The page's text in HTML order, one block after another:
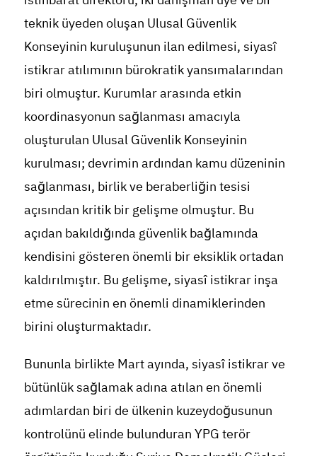
teknik üyeden oluşan Ulusal Güvenlik
Konseyinin kuruluşunun ilan edilmesi, siyasî
istikrar atılımının bürokratik yansımalarından
biri olmuştur. Kurumlar arasında etkin
koordinasyonun sağlanması amacıyla
oluşturulan Ulusal Güvenlik Konseyinin
kurulması; devrimin ardından kamu düzeninin
sağlanması, birlik ve beraberliğin tesisi
açısından kritik bir gelişme olmuştur. Bu
açıdan bakıldığında güvenlik bağlamında
kendisini gösteren önemli bir eksiklik ortadan
kaldırılmıştır. Bu gelişme, siyasî istikrar inşa
etme sürecinin en önemli dinamiklerinden
birini oluşturmaktadır.
Bununla birlikte Mart ayında, siyasî istikrar ve
bütünlük sağlamak adına atılan en önemli
adımlardan biri de ülkenin kuzeydoğusunun
kontrolünü elinde bulunduran YPG terör